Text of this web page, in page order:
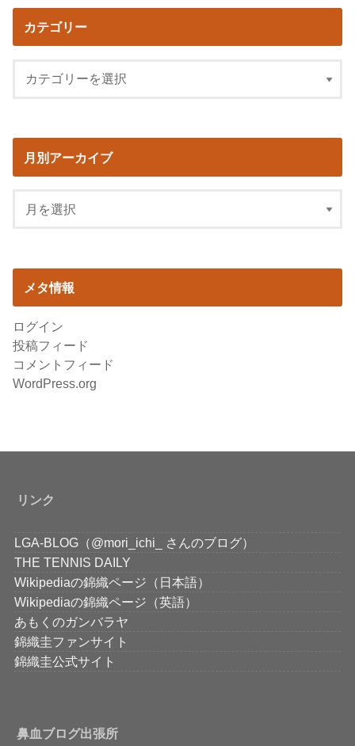
カテゴリー
月別アーカイブ
メタ情報
ログイン
投稿フィード
コメントフィード
WordPress.org
リンク
LGA-BLOG（@mori_ichi_ さんのブログ）
THE TENNIS DAILY
Wikipediaの錦織ページ（日本語）
Wikipediaの錦織ページ（英語）
あもくのガンバラヤ
錦織圭ファンサイト
錦織圭公式サイト
鼻血ブログ出張所